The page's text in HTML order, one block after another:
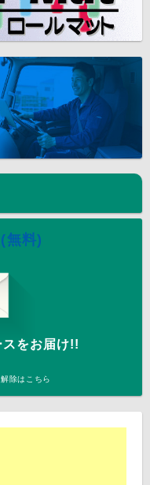
無料)
をお届け!!
除はこちら